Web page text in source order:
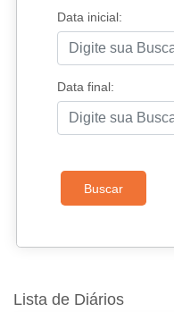
Data inicial:
Data final:
Buscar
Lista de Diários